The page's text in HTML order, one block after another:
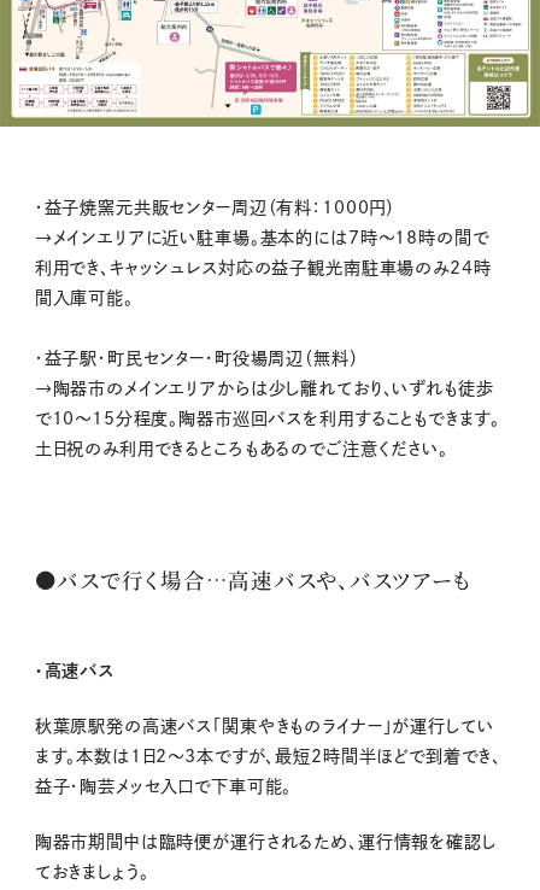
・益子焼窯元共販センター周辺（有料：1000円）
→メインエリアに近い駐車場。基本的には7時～18時の間で
利用でき、キャッシュレス対応の益子観光南駐車場のみ24時
間入庫可能。
・益子駅・町民センター・町役場周辺（無料）
→陶器市のメインエリアからは少し離れており、いずれも徒歩
で10～15分程度。陶器市巡回バスを利用することもできます。
土日祝のみ利用できるところもあるのでご注意ください。
●バスで行く場合…高速バスや、バスツアーも
・高速バス
秋葉原駅発の高速バス「関東やきものライナー」が運行してい
ます。本数は1日2～3本ですが、最短2時間半ほどで到着でき、
益子・陶芸メッセ入口で下車可能。
陶器市期間中は臨時便が運行されるため、運行情報を確認し
ておきましょう。